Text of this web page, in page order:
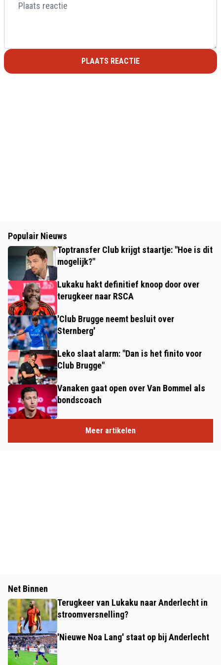
PLAATS REACTIE
Populair Nieuws
Toptransfer Club krijgt staartje: "Hoe is dit
mogelijk?"
Lukaku hakt definitief knoop door over
terugkeer naar RSCA
'Club Brugge neemt besluit over
Sternberg'
Leko slaat alarm: "Dan is het finito voor
Club Brugge"
Vanaken gaat open over Van Bommel als
bondscoach
Meer artikelen
Net Binnen
Terugkeer van Lukaku naar Anderlecht in
stroomversnelling?
'Nieuwe Noa Lang' staat op bij Anderlecht